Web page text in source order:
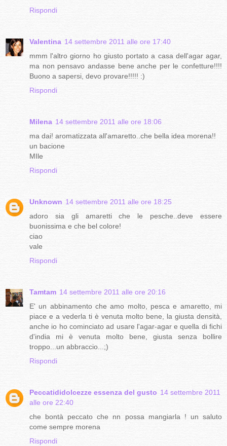
Rispondi
Valentina 14 settembre 2011 alle ore 17:40
mmm l'altro giorno ho giusto portato a casa dell'agar agar,
ma non pensavo andasse bene anche per le confetture!!!!
Buono a sapersi, devo provare!!!!! :)
Rispondi
Milena 14 settembre 2011 alle ore 18:06
ma dai! aromatizzata all'amaretto..che bella idea morena!!
un bacione
MIle
Rispondi
Unknown 14 settembre 2011 alle ore 18:25
adoro sia gli amaretti che le pesche..deve essere
buonissima e che bel colore!
ciao
vale
Rispondi
Tamtam 14 settembre 2011 alle ore 20:16
E' un abbinamento che amo molto, pesca e amaretto, mi
piace e a vederla ti è venuta molto bene, la giusta densità,
anche io ho cominciato ad usare l'agar-agar e quella di fichi
d'india mi è venuta molto bene, giusta senza bollire
troppo...un abbraccio...;)
Rispondi
Peccatididolcezze essenza del gusto 14 settembre 2011
alle ore 22:40
che bontà peccato che nn possa mangiarla ! un saluto
come sempre morena
Rispondi